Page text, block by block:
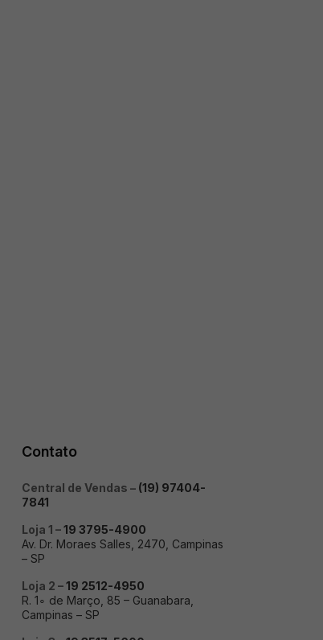
Contato
Central de Vendas – (19) 97404-
7841
Loja 1 –19 3795-4900
Av. Dr. Moraes Salles, 2470, Campinas
– SP
Loja 2 –19 2512-4950
R. 1∘ de Março, 85 – Guanabara,
Campinas – SP